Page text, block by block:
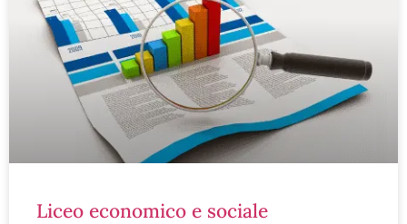
liceo economico e sociale